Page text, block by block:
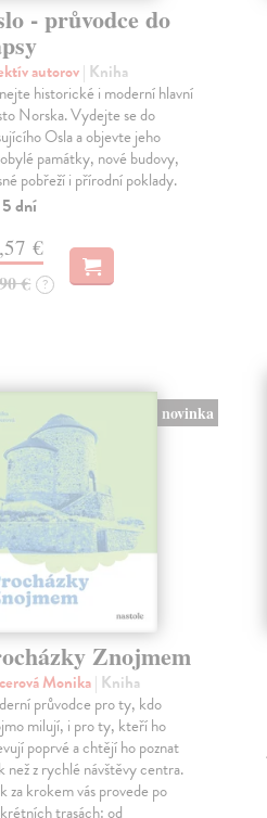
- průvodce do
autorov| Kniha
historické i moderní hlavní
Norska. Vydejte se do
Osla a objevte jeho
památky, nové budovy,
pobřeží i přírodní poklady.
dní
€
€ ?
novinka
Znojmem
Monika| Kniha
průvodce pro ty, kdo
milují, i pro ty, kteří ho
poprvé a chtějí ho poznat
než z rychlé návštěvy centra.
za krokem vás provede po
trasách: od